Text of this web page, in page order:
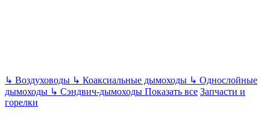
↳ Воздуховоды ↳ Коаксиальные дымоходы ↳ Однослойные
дымоходы ↳ Сэндвич-дымоходы Показать все Запчасти и
горелки